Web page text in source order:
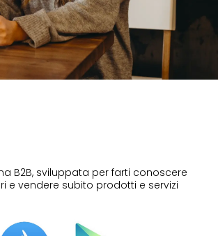
B2B, sviluppata per farti conoscere
e vendere subito prodotti e servizi